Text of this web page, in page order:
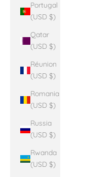
Portugal
(USD $)
Qatar
(USD $)
Réunion
(USD $)
Romania
(USD $)
Russia
(USD $)
Rwanda
(USD $)